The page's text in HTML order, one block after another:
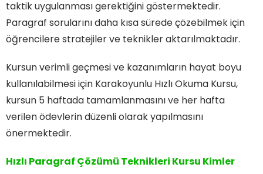
taktik uygulanması gerektiğini göstermektedir.
Paragraf sorularını daha kısa sürede çözebilmek için
öğrencilere stratejiler ve teknikler aktarılmaktadır.
Kursun verimli geçmesi ve kazanımların hayat boyu
kullanılabilmesi için Karakoyunlu Hızlı Okuma Kursu,
kursun 5 haftada tamamlanmasını ve her hafta
verilen ödevlerin düzenli olarak yapılmasını
önermektedir.
Hızlı Paragraf Çözümü Teknikleri Kursu Kimler